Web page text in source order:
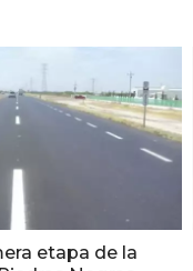
etapa de la